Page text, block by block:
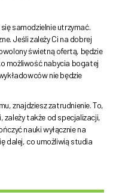
samodzielnie utrzymać.
Jeśli zależy Ci na dobrej
świetną ofertą, będzie
możliwość nabycia bogatej
nie będzie
znajdziesz zatrudnienie. To,
zależy także od specjalizacji,
nauki wyłącznie na
dalej, co umożliwią studia